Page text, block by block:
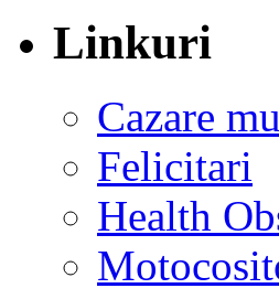
Linkuri
Cazare
Felicitari
Health